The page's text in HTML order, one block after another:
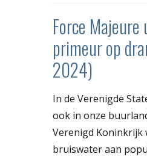
Force
primeur op
2024)
In de Verenigde
ook in onze
Verenigd
bruiswater aan